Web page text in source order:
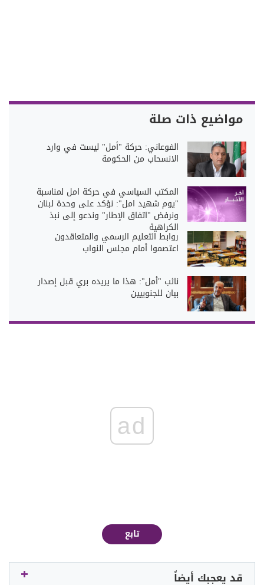
مواضيع ذات صلة
الفوعاني: حركة "أمل" ليست في وارد
الانسحاب من الحكومة
المكتب السياسي في حركة امل لمناسبة
"يوم شهيد امل": نؤكد على وحدة لبنان
ونرفض "اتفاق الإطار" وندعو إلى نبذ
الكراهية
روابط التعليم الرسمي والمتعاقدون
اعتصموا أمام مجلس النواب
نائب "أمل": هذا ما يريده بري قبل إصدار
بيان للجنوبيين
ad
تابع
قد يعجبك أيضاً